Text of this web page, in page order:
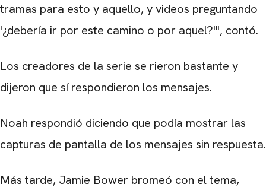
tramas para esto y aquello, y videos preguntando
'¿debería ir por este camino o por aquel?'", contó.
Los creadores de la serie se rieron bastante y
dijeron que sí respondieron los mensajes.
Noah respondió diciendo que podía mostrar las
capturas de pantalla de los mensajes sin respuesta.
Más tarde, Jamie Bower bromeó con el tema,